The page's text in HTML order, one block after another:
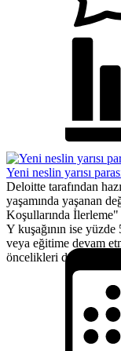
Yeni neslin yarısı
Deloitte tarafından
yaşamında yaşanan
Koşullarında İlerleme"
Y kuşağının ise
veya eğitime devam
öncelikleri